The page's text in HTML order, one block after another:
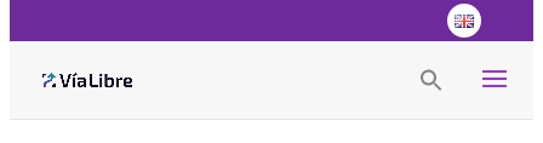
Search Button